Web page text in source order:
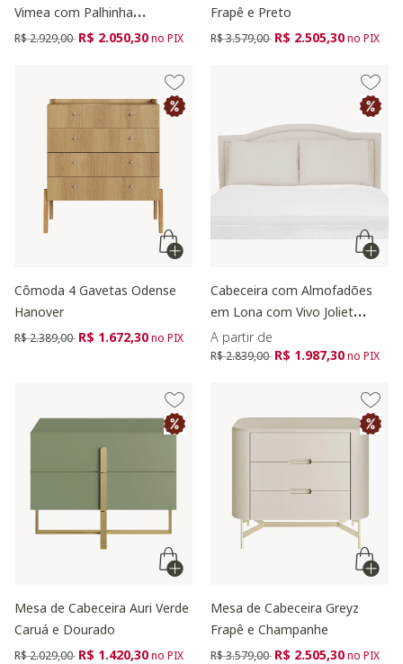
Vimea com Palhinha
Quadriculada
Preço reduzido de
R$ 2.929,00 para
R$ 2.050,30no PIX
Frapê e Preto
Preço reduzido de
R$ 3.579,00 para
R$ 2.505,30no PIX
Cômoda 4 Gavetas Odense
Hanover
Preço reduzido de
R$ 2.389,00 para
R$ 1.672,30no PIX
Cabeceira com Almofadões
em Lona com Vivo Joliet
Natural
A partir de
Preço reduzido de
R$ 2.839,00 para
R$ 1.987,30no PIX
Mesa de Cabeceira Auri Verde
Caruá e Dourado
Preço reduzido de
R$ 2.029,00 para
R$ 1.420,30no PIX
Mesa de Cabeceira Greyz
Frapê e Champanhe
Preço reduzido de
R$ 3.579,00 para
R$ 2.505,30no PIX